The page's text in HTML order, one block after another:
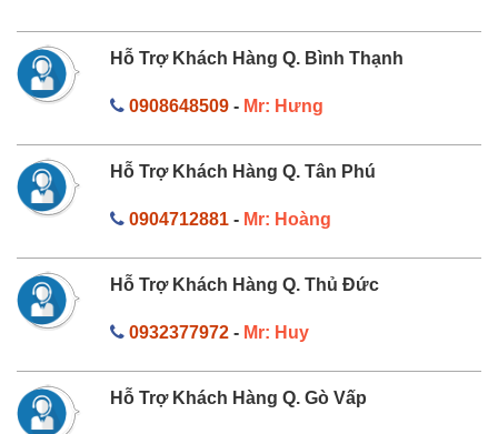
Hỗ Trợ Khách Hàng Q. Bình Thạnh
0908648509- Mr: Hưng
Hỗ Trợ Khách Hàng Q. Tân Phú
0904712881- Mr: Hoàng
Hỗ Trợ Khách Hàng Q. Thủ Đức
0932377972- Mr: Huy
Hỗ Trợ Khách Hàng Q. Gò Vấp